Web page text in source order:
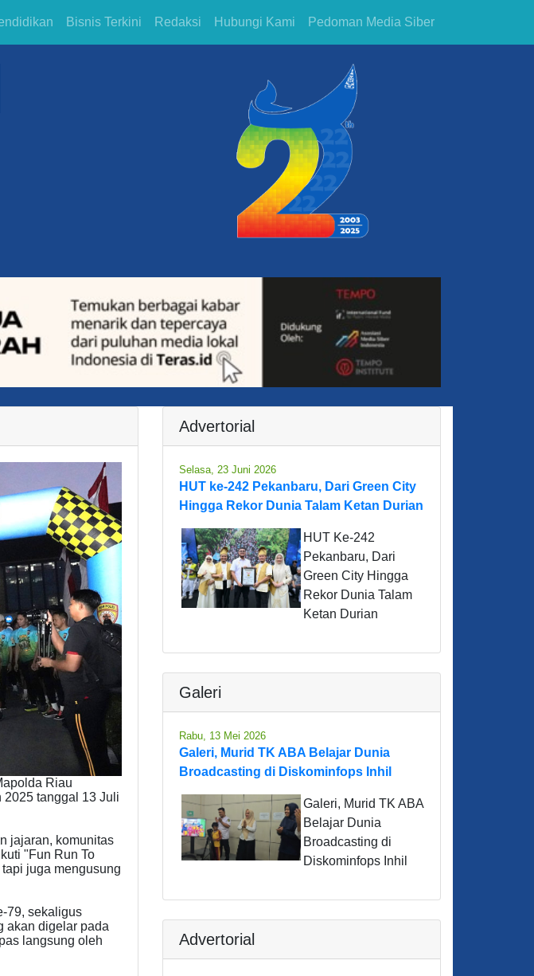
Bisnis Terkini Redaksi Hubungi Kami Pedoman Media Siber
Riau
tanggal 13 Juli
jajaran, komunitas
"Fun Run To
juga mengusung
79, sekaligus
akan digelar pada
langsung oleh
Advertorial
Selasa, 23 Juni 2026
HUT ke-242 Pekanbaru, Dari Green City
Hingga Rekor Dunia Talam Ketan Durian
HUT Ke-242
Pekanbaru, Dari
Green City Hingga
Rekor Dunia Talam
Ketan Durian
Galeri
Rabu, 13 Mei 2026
Galeri, Murid TK ABA Belajar Dunia
Broadcasting di Diskominfops Inhil
Galeri, Murid TK ABA
Belajar Dunia
Broadcasting di
Diskominfops Inhil
Advertorial